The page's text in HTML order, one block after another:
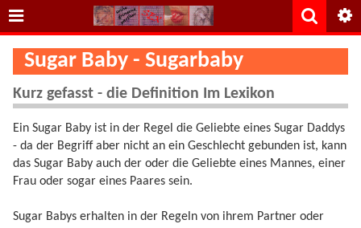
Sugar Baby - Sugarbaby
Kurz gefasst - die Definition Im Lexikon
Ein Sugar Baby ist in der Regel die Geliebte eines Sugar Daddys
- da der Begriff aber nicht an ein Geschlecht gebunden ist, kann
das Sugar Baby auch der oder die Geliebte eines Mannes, einer
Frau oder sogar eines Paares sein.
Sugar Babys erhalten in der Regeln von ihrem Partner oder